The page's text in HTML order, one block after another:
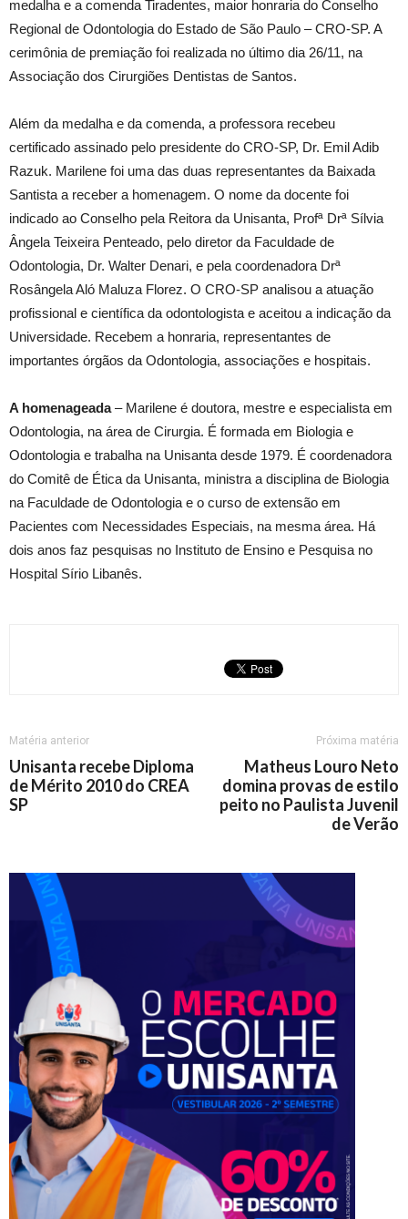
medalha e a comenda Tiradentes, maior honraria do Conselho
Regional de Odontologia do Estado de São Paulo – CRO-SP. A
cerimônia de premiação foi realizada no último dia 26/11, na
Associação dos Cirurgiões Dentistas de Santos.
Além da medalha e da comenda, a professora recebeu
certificado assinado pelo presidente do CRO-SP, Dr. Emil Adib
Razuk. Marilene foi uma das duas representantes da Baixada
Santista a receber a homenagem. O nome da docente foi
indicado ao Conselho pela Reitora da Unisanta, Profª Drª Sílvia
Ângela Teixeira Penteado, pelo diretor da Faculdade de
Odontologia, Dr. Walter Denari, e pela coordenadora Drª
Rosângela Aló Maluza Florez. O CRO-SP analisou a atuação
profissional e científica da odontologista e aceitou a indicação da
Universidade. Recebem a honraria, representantes de
importantes órgãos da Odontologia, associações e hospitais.
A homenageada– Marilene é doutora, mestre e especialista em
Odontologia, na área de Cirurgia. É formada em Biologia e
Odontologia e trabalha na Unisanta desde 1979. É coordenadora
do Comitê de Ética da Unisanta, ministra a disciplina de Biologia
na Faculdade de Odontologia e o curso de extensão em
Pacientes com Necessidades Especiais, na mesma área. Há
dois anos faz pesquisas no Instituto de Ensino e Pesquisa no
Hospital Sírio Libanês.
Matéria anterior
Unisanta recebe Diploma
de Mérito 2010 do CREA
SP
Próxima matéria
Matheus Louro Neto
domina provas de estilo
peito no Paulista Juvenil
de Verão